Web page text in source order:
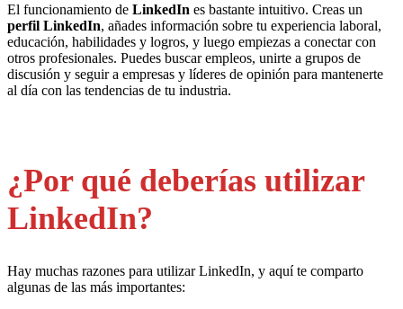
El funcionamiento de LinkedIn es bastante intuitivo. Creas un
perfil LinkedIn, añades información sobre tu experiencia laboral,
educación, habilidades y logros, y luego empiezas a conectar con
otros profesionales. Puedes buscar empleos, unirte a grupos de
discusión y seguir a empresas y líderes de opinión para mantenerte
al día con las tendencias de tu industria.
¿Por qué deberías utilizar
LinkedIn?
Hay muchas razones para utilizar LinkedIn, y aquí te comparto
algunas de las más importantes: